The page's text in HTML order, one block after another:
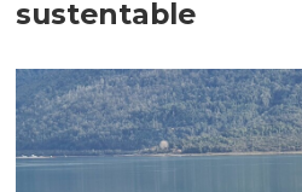
sustentable